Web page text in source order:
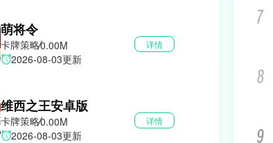
萌将令
卡牌策略0.00M
2026-08-03更新
详情
维西之王安卓版
卡牌策略0.00M
2026-08-03更新
详情